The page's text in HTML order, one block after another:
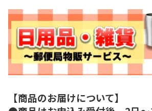
【商品のお届けについて】